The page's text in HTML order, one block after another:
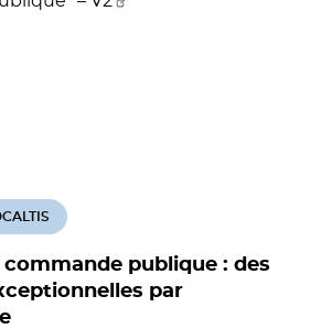
commande publique : des
par